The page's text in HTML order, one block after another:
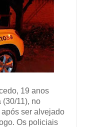
19 anos
(30/11), no
ser alvejado
Os policiais